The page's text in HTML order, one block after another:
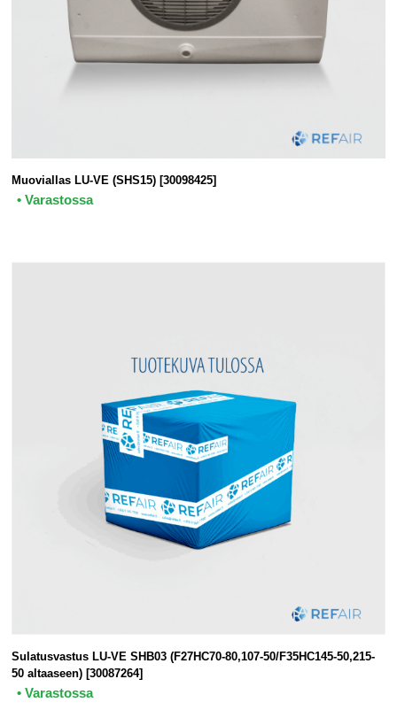
Muoviallas LU-VE (SHS15) [30098425]
• Varastossa
Sulatusvastus LU-VE SHB03 (F27HC70-80,107-50/F35HC145-50,215-
50 altaaseen) [30087264]
• Varastossa